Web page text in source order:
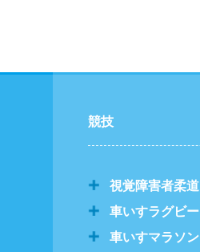
競技
視覚障害者柔道
車いすラグビー
車いすマラソン